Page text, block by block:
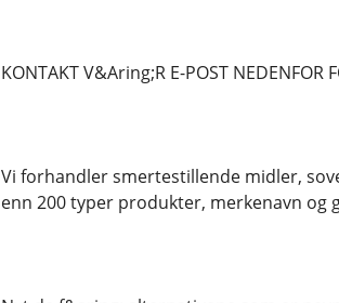
KONTAKT V&Aring;R E-POST NEDENFOR
Vi forhandler smertestillende midler,
enn 200 typer produkter, merkenavn og